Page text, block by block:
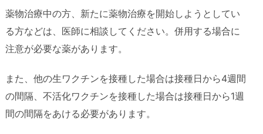
薬物治療中の方、新たに薬物治療を開始しようとしてい
る方などは、医師に相談してください。併用する場合に
注意が必要な薬があります。
また、他の生ワクチンを接種した場合は接種日から4週間
の間隔、不活化ワクチンを接種した場合は接種日から1週
間の間隔をあける必要があります。